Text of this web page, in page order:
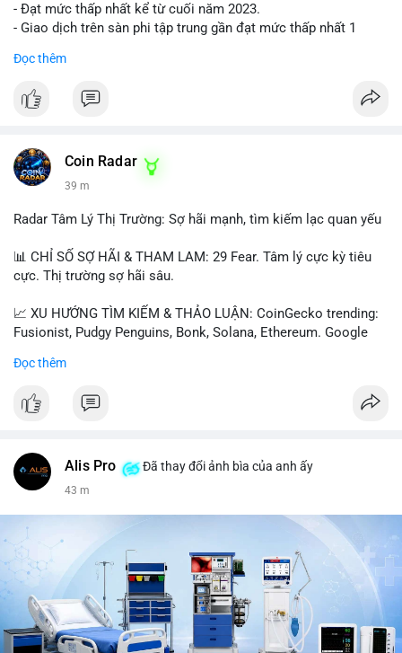
- Đạt mức thấp nhất kể từ cuối năm 2023.
- Giao dịch trên sàn phi tập trung gần đạt mức thấp nhất 1
#vlikevn #titanbot
Đọc thêm
Coin Radar
39 m
Radar Tâm Lý Thị Trường: Sợ hãi mạnh, tìm kiếm lạc quan yếu
📊 CHỈ SỐ SỢ HÃI & THAM LAM: 29 Fear. Tâm lý cực kỳ tiêu
cực. Thị trường sợ hãi sâu.
📈 XU HƯỚNG TÌM KIẾM & THẢO LUẬN: CoinGecko trending:
Fusionist, Pudgy Penguins, Bonk, Solana, Ethereum. Google
tiêu, vũ khí hạt nhân, đội tuyển Brasil, cúp U20 Châu Á.
UFC 310, Premier League, Champions League, NCAA Football,
MrBeast, Google. Binance Square: nhiều post về lệnh long, lợi
nhuận, $HFT/$SKYAI, $RIVER, $WLD, $ALLO, Top trader 30
💬 DÒNG CHẢY TIN TỨC & TRUYỀN THÔNG: Telegram
CoinTelegraph: Saylor nói Bitcoin không cần rõ ràng, Mỹ cần
rõ ràng; CEX futures volume giảm xuống $4 tỷ trong tháng 7,
thấp nhất từ tháng 12/2023; Prophet Market ra mắt thị trường
dự đoán human vs AI; Trump nói crypto làเรื่อง lớn, người dùng
Đọc thêm
Alis Pro Đã thay đổi ảnh bìa của anh ấy
43 m